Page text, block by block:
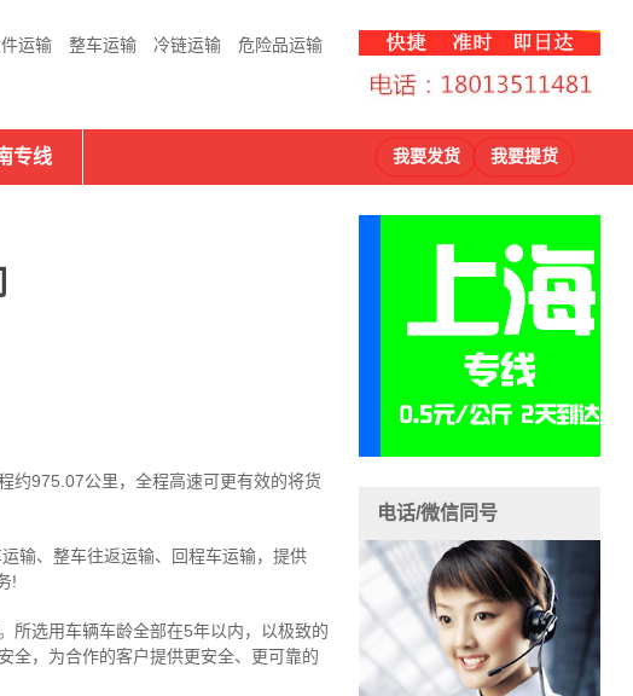
运输 整车运输 冷链运输 危险品运输
专线 我要发货 我要提货
约975.07公里，全程高速可更有效的将货
输、整车往返运输、回程车运输， 提供
!
所选用车辆车龄全部在5年以内，以极致的
全，为合作的客户提供更安全、更可靠的
电话/微信同号